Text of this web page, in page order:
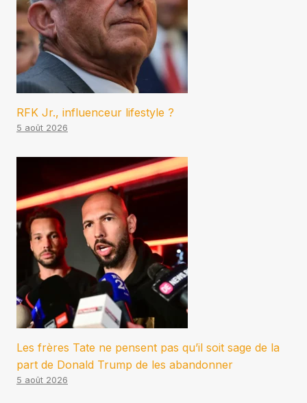
RFK Jr., influenceur lifestyle ?
5 août 2026
Les frères Tate ne pensent pas qu’il soit sage de la
part de Donald Trump de les abandonner
5 août 2026